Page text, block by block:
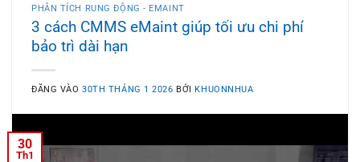
PHÂN TÍCH RUNG ĐỘNG - EMAINT
3 cách CMMS eMaint giúp tối ưu chi phí
bảo trì dài hạn
ĐĂNG VÀO30TH THÁNG 1 2026 BỞIKHUONNHUA
30
Th1